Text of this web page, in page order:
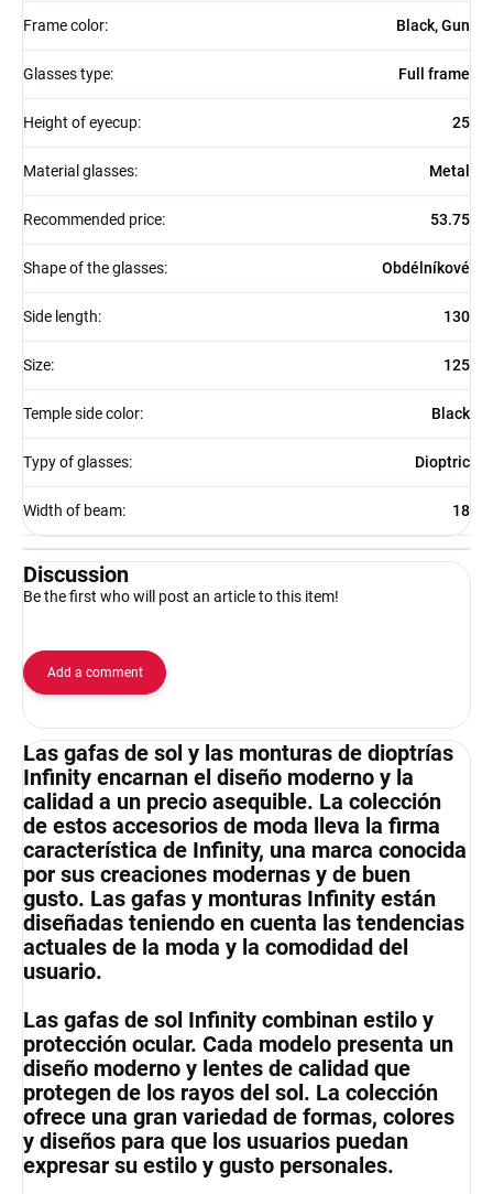
Frame color: Black, Gun
Glasses type: Full frame
Height of eyecup: 25
Material glasses: Metal
Recommended price: 53.75
Shape of the glasses: Obdélníkové
Side length: 130
Size: 125
Temple side color: Black
Typy of glasses: Dioptric
Width of beam: 18
Discussion
Be the first who will post an article to this item!
Add a comment
Las gafas de sol y las monturas de dioptrías
Infinity encarnan el diseño moderno y la
calidad a un precio asequible. La colección
de estos accesorios de moda lleva la firma
característica de Infinity, una marca conocida
por sus creaciones modernas y de buen
gusto. Las gafas y monturas Infinity están
diseñadas teniendo en cuenta las tendencias
actuales de la moda y la comodidad del
usuario.
Las gafas de sol Infinity combinan estilo y
protección ocular. Cada modelo presenta un
diseño moderno y lentes de calidad que
protegen de los rayos del sol. La colección
ofrece una gran variedad de formas, colores
y diseños para que los usuarios puedan
expresar su estilo y gusto personales.